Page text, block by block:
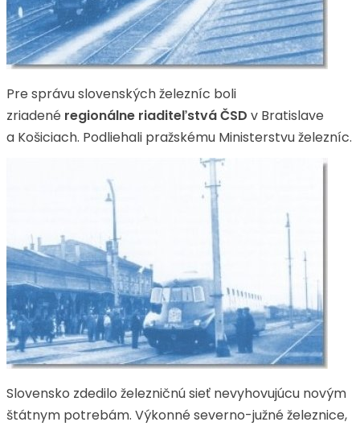
Pre správu slovenských železníc boli
zriadené regionálne riaditeľstvá ČSD v Bratislave
a Košiciach. Podliehali pražskému Ministerstvu železníc.
Slovensko zdedilo železničnú sieť nevyhovujúcu novým
štátnym potrebám. Výkonné severno-južné železnice,